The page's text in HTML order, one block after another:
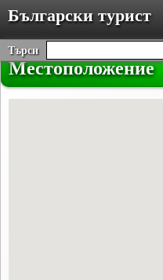
Български турист
Търси
Местоположение